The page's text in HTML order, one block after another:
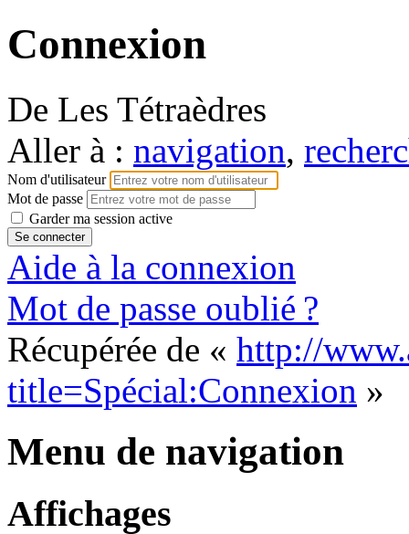
Connexion
De Les Tétraèdres
Aller à : navigation,
Nom d'utilisateur
Mot de passe
Garder ma session active
Aide à la connexion
Mot de passe oublié ?
Récupérée de « http://
title=Spécial:Connexion »
Menu de navigation
Affichages